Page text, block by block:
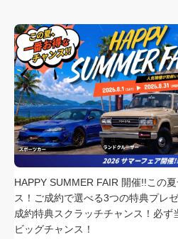
HAPPY SUMMER FAIR 開催!!この
ス！ご成約で選べる3つの特典プレ
成約特典スクラッチチャンス！必ず
ビッグチャンス！